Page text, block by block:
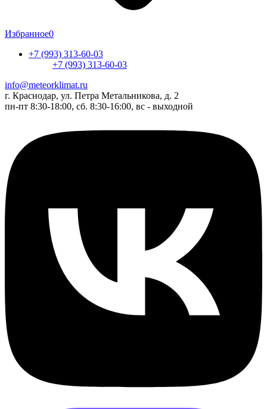
Избранное0
+7 (993) 313-60-03
+7 (993) 313-60-03
info@meteorklimat.ru
г. Краснодар, ул. Петра Метальникова, д. 2
пн-пт 8:30-18:00, сб. 8:30-16:00, вс - выходной